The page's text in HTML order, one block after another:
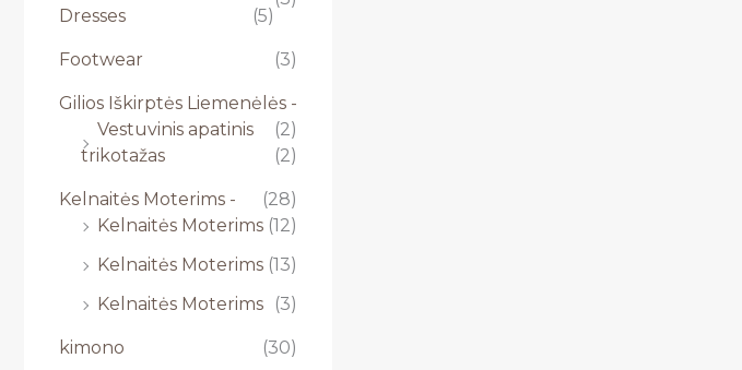
Dresses
(5)
Footwear (3)
Gilios Iškirptės Liemenėlės -
(2)
Vestuvinis apatinis
trikotažas
(2)
Kelnaitės Moterims -
(28)
Kelnaitės Moterims (12)
Kelnaitės Moterims (13)
Kelnaitės Moterims
(3)
kimono (30)